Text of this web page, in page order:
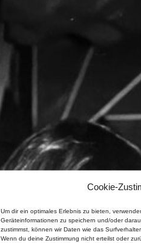
Cookie-
Um dir ein optimales Erlebnis zu bieten,
Geräteinformationen zu speichern und/oder
zustimmst, können wir Daten wie das
Wenn du deine Zustimmung nicht erteilst oder